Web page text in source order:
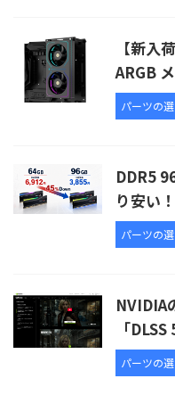
【新
ARGB
パーツの
DDR5
り安い
パーツの
NVIDIA
「
パーツの